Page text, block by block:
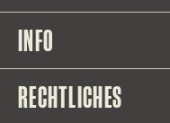
INFO
RECHTLICHES